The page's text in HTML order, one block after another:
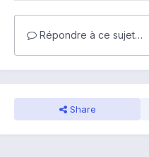
Répondre à ce sujet…
Share